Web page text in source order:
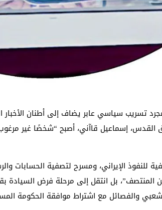
تسريب سياسي عابر يضاف إلى أطنان
القدس، إسماعيل قاآني، أصبح “شخصًا غير
الإيراني، ومسرح لتصفية الحسابات
بل انتقل إلى مرحلة فرض السيادة
والفصائل مع اشتراط موافقة الحكومة